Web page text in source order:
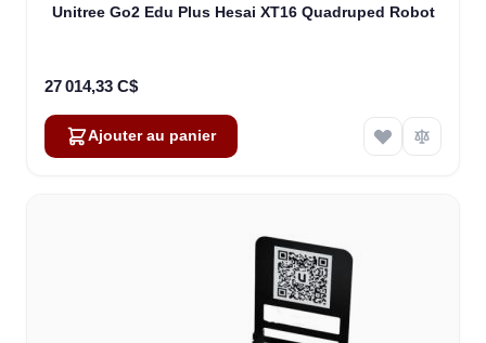
Unitree Go2 Edu Plus Hesai XT16 Quadruped Robot
27 014,33 C$
Ajouter au panier